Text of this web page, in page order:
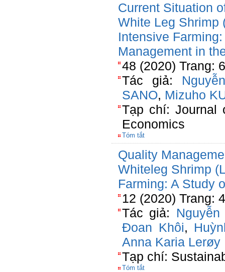
Current Situation
White Leg Shrimp
Intensive
Management in
48 (2020) Trang:
Tác giả:
SANO, Mizuho
Tạp chí: Journal
Economics
Tóm tắt
Quality
Whiteleg Shrimp
Farming: A Study
12 (2020) Trang:
Tác giả:
Đoan Khôi,
Anna Karia Lerøy
Tạp chí:
Tóm tắt